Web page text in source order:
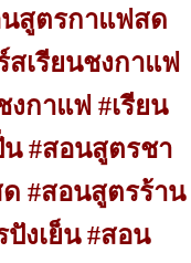
นสูตรกาแฟสด
เรียนชงกาแฟ
กาแฟ #เรียน
#สอนสูตรชา
#สอนสูตรร้าน
งเย็น #สอน